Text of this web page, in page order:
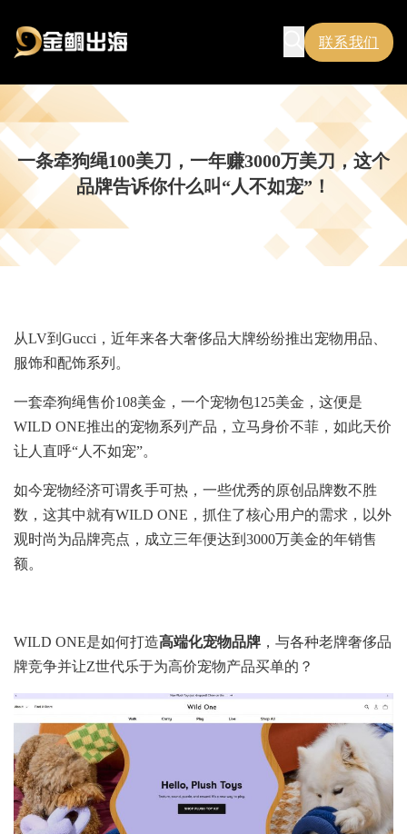
联系我们
一条牵狗绳100美刀，一年赚3000万美刀，这个
品牌告诉你什么叫“人不如宠”！
从LV到Gucci，近年来各大奢侈品大牌纷纷推出宠物用品、
服饰和配饰系列。
一套牵狗绳售价108美金，一个宠物包125美金，这便是
WILD ONE推出的宠物系列产品，立马身价不菲，如此天价
让人直呼“人不如宠”。
如今宠物经济可谓炙手可热，一些优秀的原创品牌数不胜
数，这其中就有WILD ONE，抓住了核心用户的需求，以外
观时尚为品牌亮点，成立三年便达到3000万美金的年销售
额。
WILD ONE是如何打造高端化宠物品牌 ，与各种老牌奢侈品
牌竞争并让Z世代乐于为高价宠物产品买单的？